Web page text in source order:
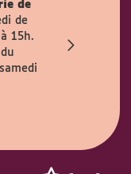
de
de
15h.